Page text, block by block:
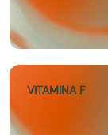
VITAMINA F